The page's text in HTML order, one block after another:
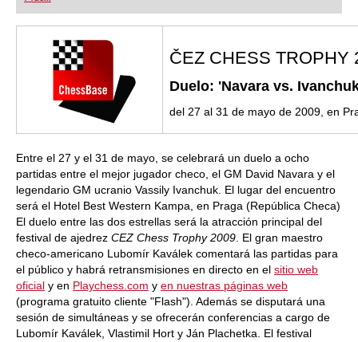
playing at a tournament level: with FRITZ, you can
train more efficiently, intelligently and with a
more personalised approach than ever before.
ČEZ CHESS TROPHY
Duelo: 'Navara vs.
del 27 al 31 de mayo de 2009, en
Entre el 27 y el 31 de mayo, se celebrará un duelo a ocho
partidas entre el mejor jugador checo, el GM David Navara y el
legendario GM ucranio Vassily Ivanchuk. El lugar del encuentro
será el Hotel Best Western Kampa, en Praga (República Checa)
El duelo entre las dos estrellas será la atracción principal del
festival de ajedrez CEZ Chess Trophy 2009 . El gran maestro
checo-americano Lubomír Kaválek comentará las partidas para
el público y habrá retransmisiones en directo en el sitio web
oficial y en Playchess.com y en nuestras páginas web
(programa gratuito cliente "Flash"). Además se disputará una
sesión de simultáneas y se ofrecerán conferencias a cargo de
Lubomír Kaválek, Vlastimil Hort y Ján Plachetka. El festival